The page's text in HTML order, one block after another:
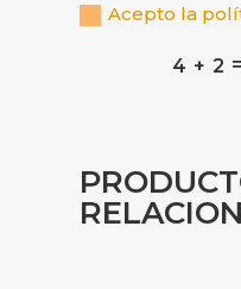
Acepto la
4 + 2 =